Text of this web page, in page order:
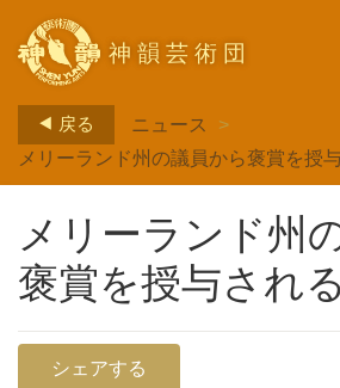
神韻芸術団
戻る ニュース
>
メリーランド州の議員から褒賞を授
メリーランド州
褒賞を授与され
シェアする